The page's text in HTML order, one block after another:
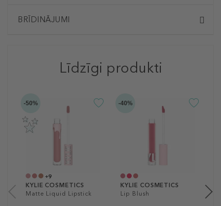
BRĪDINĀJUMI
Līdzīgi produkti
-50%
+9
KYLIE COSMETICS
Matte Liquid Lipstick
-40%
KYLIE COSMETICS
Lip Blush